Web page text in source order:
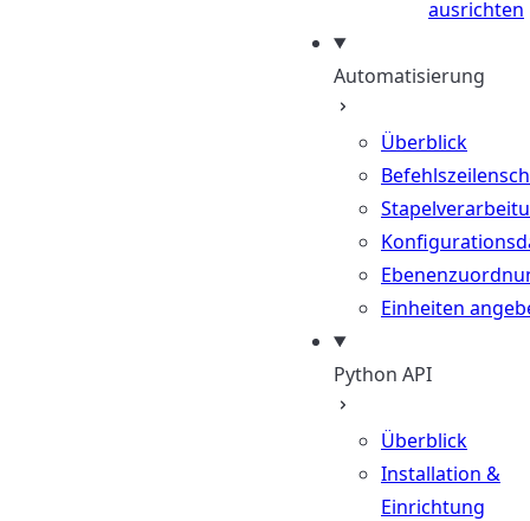
ausrichten
Automatisierung
Überblick
Einheiten
Python API
Überblick
Installation &
Einrichtung